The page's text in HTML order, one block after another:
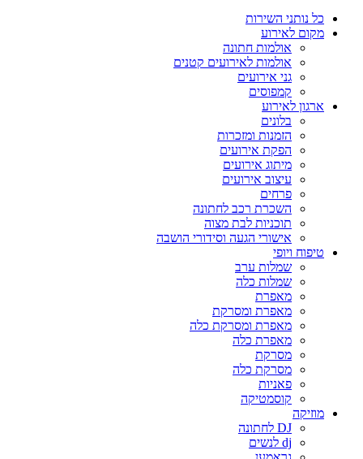
כל נותני השירות
מקום לאירוע
אולמות חתונה
אולמות לאירועים קטנים
גני אירועים
קמפוסים
ארגון לאירוע
בלונים
הזמנות ומזכרות
הפקת אירועים
מיתוג אירועים
עיצוב אירועים
פרחים
השכרת רכב לחתונה
תוכניות לבת מצוה
אישורי הגעה וסידורי הושבה
טיפוח ויופי
שמלות ערב
שמלות כלה
מאפרת
מאפרת ומסרקת
מאפרת ומסרקת כלה
מאפרת כלה
מסרקת
מסרקת כלה
פאניות
קוסמטיקה
מוזיקה
DJ לחתונה
dj לנשים